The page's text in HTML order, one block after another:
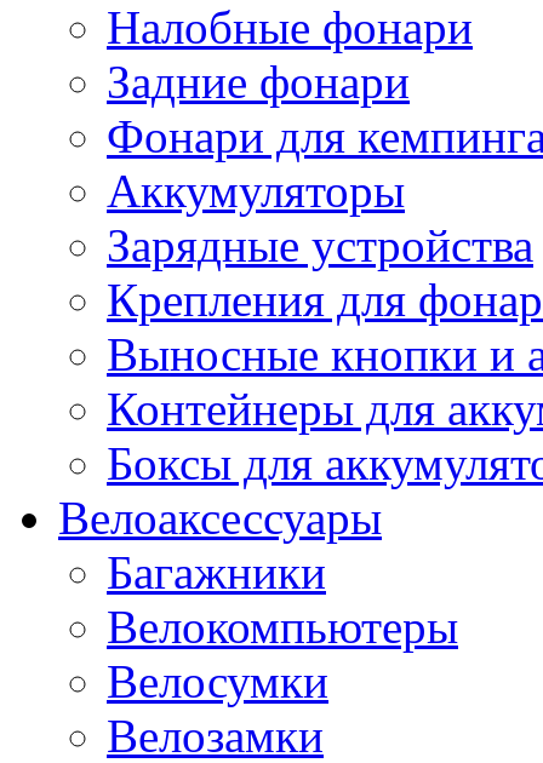
Налобные фонари
Задние фонари
Фонари для
Аккумуляторы
Зарядные устройства
Крепления для
Выносные кнопки и
Контейнеры для
Боксы для
Велоаксессуары
Багажники
Велокомпьютеры
Велосумки
Велозамки